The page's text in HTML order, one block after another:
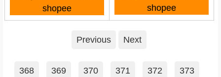
shopee
shopee
Previous Next
368 369 370 371 372
373